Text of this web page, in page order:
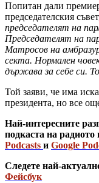
Попитан дали
председателския
председателят на
Председателят на
Матросов на
секта. Нормален
държава за себе си.
Той заяви, че има
президента, но все
Най-интересните
подкаста на радиото
Podcasts и Google
Следете най-
Фейсбук